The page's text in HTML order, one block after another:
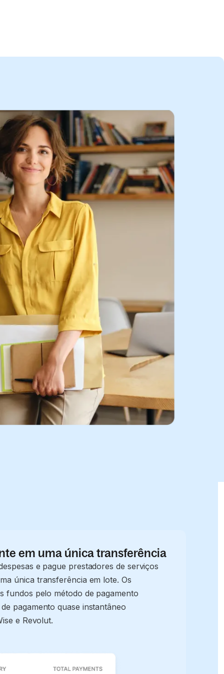
em uma única transferência
e pague prestadores de serviços
única transferência em lote. Os
fundos pelo método de pagamento
pagamento quase instantâneo
e Revolut.